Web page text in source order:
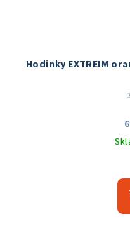
Hodinky EXTREIM